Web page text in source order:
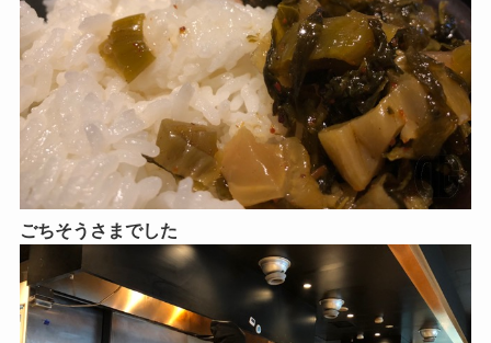
ごちそうさまでした